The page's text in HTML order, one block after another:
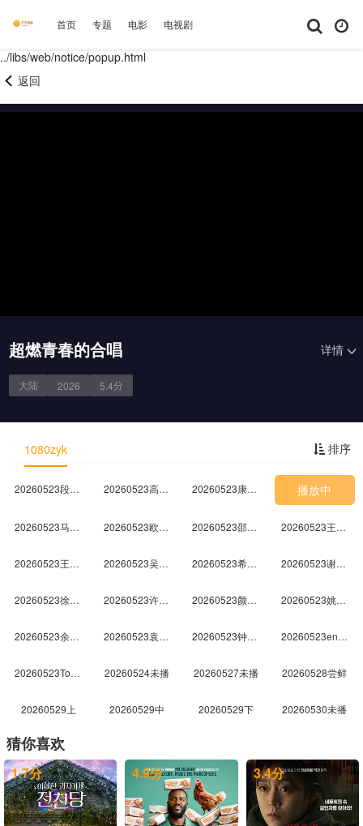
首页 专题 电影 电视剧 短剧大全 体育
../libs/web/notice/popup.html
返回
超燃青春的合唱 详情
大陆 2026 5.4分
剧情简介 排序
1080zyk
20260509未播 20260510未播 20260514尝鲜
20260515上 20260515中
20260522中 20260523代露娃个人舞台合集
20260523段奥娟个人舞台合集 20260523高瑞璇个人舞台合集 20260523康子奇个人舞台合集 播放中
20260523马小宇个人舞台合集 20260523欧阳娣娣个人舞台合集 20260523邵子恒个人舞台合集 20260523王安宇个人舞台合集
20260523王晓赟子个人舞台合集 20260523吴俊霆个人舞台合集 20260523希林娜依·高个人舞台合集 20260523谢可寅Shaking Chloe个人舞台合集
20260523徐艺洋个人舞台合集 20260523许馨文个人舞台合集 20260523颜安个人舞台合集 20260523姚弛个人舞台合集
20260523余宇涵个人舞台合集 20260523袁一琦个人舞台合集 20260523钟辰乐个人舞台合集 20260523en王翊恩个人舞台合集
20260523Top Barry杨博睿个人舞台合集 20260524未播 20260527未播 20260528尝鲜
20260529上 20260529中 20260529下 20260530未播
20260531未播
20260605中 20260605下 20260605纯享 20260606未播
20260607未播 20260610未播 20260611尝鲜 20260612上
猜你喜欢
1.7分 4.9分 3.4分